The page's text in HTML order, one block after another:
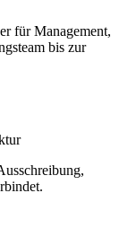
für Management,
bis zur